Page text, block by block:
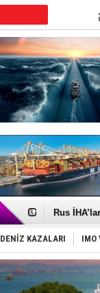
Gemide
Rus
Tatil
Rusya,
Enejota
Denizcilik
DENİZ KAZALARI IMO